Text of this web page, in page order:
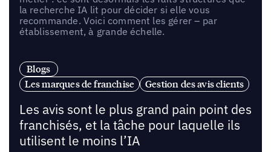
la recherche IA lit pour décider si elle vous
recommande. Voici comment les gérer – par
établissement, à grande échelle.
Blogs
Les marques de franchise
Gestion des avis clients
Les avis sont le plus grand pain point des
franchisés, et la tâche pour laquelle ils
utilisent le moins l’IA